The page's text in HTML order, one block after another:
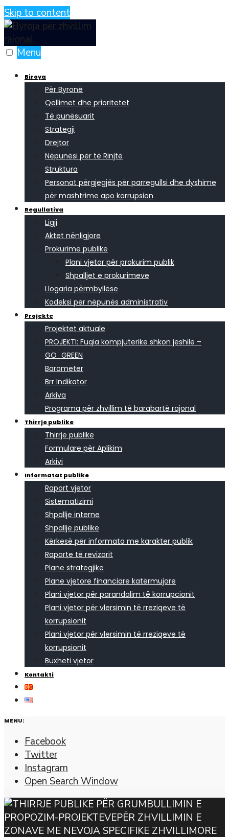
Skip to content
Menu
Biroya
Për Byronë
Qëllimet dhe prioritetet
Të punësuarit
Strategji
Drejtor
Nëpunësi për të Rinjtë
Struktura
Personat përgjegjës për parregullsi dhe dyshime
për mashtrime apo korrupsion
Regullativa
Ligji
Aktet nënligjore
Prokurime publike
Plani vjetor për prokurim publik
Shpalljet e prokurimeve
Llogaria përmbyllëse
Kodeksi për nëpunës administrativ
Projekte
Projektet aktuale
PROJEKTI: Fuqia kompjuterike shkon jeshile –
GO_GREEN
Barometer
Brr Indikator
Arkiva
Programa për zhvillim të barabartë rajonal
Thirrje publike
Thirrje publike
Formulare për Aplikim
Arkivi
Informatat publike
Raport vjetor
Sistematizimi
Shpallje interne
Shpallje publike
Kërkesë për informata me karakter publik
Raporte të revizorit
Plane strategjike
Plane vjetore financiare katërmujore
Plani vjetor për parandalim të korrupcionit
Plani vjetor për vlersimin të rreziqeve të
korrupsionit
Plani vjetor për vlersimin të rreziqeve të
korrupsionit
Buxheti vjetor
Kontakti
MENU:
Facebook
Twitter
Instagram
Open Search Window